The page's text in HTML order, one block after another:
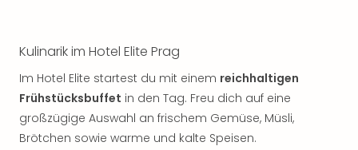
Kulinarik im Hotel Elite Prag
Im Hotel Elite startest du mit einem reichhaltigen
Frühstücksbuffet in den Tag. Freu dich auf eine
großzügige Auswahl an frischem Gemüse, Müsli,
Brötchen sowie warme und kalte Speisen.